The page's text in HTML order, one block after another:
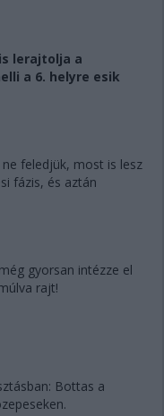
lerajtolja a
a 6. helyre esik
feledjük, most is lesz
fázis, és aztán
gyorsan intézze el
rajt!
Bottas a